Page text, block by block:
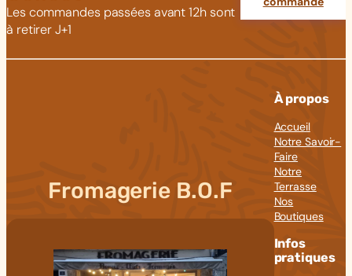
Les commandes passées avant 12h sont
à retirer J+1
Fromagerie B.O.F
À propos
Accueil
Notre Savoir-
Faire
Notre
Terrasse
Nos
Boutiques
Infos
pratiques